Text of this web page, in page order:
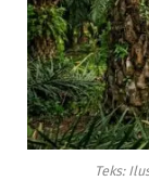
Teks: